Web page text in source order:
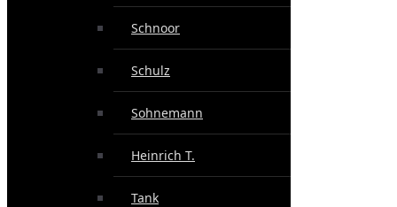
Schnoor
Schulz
Sohnemann
Heinrich T.
Tank